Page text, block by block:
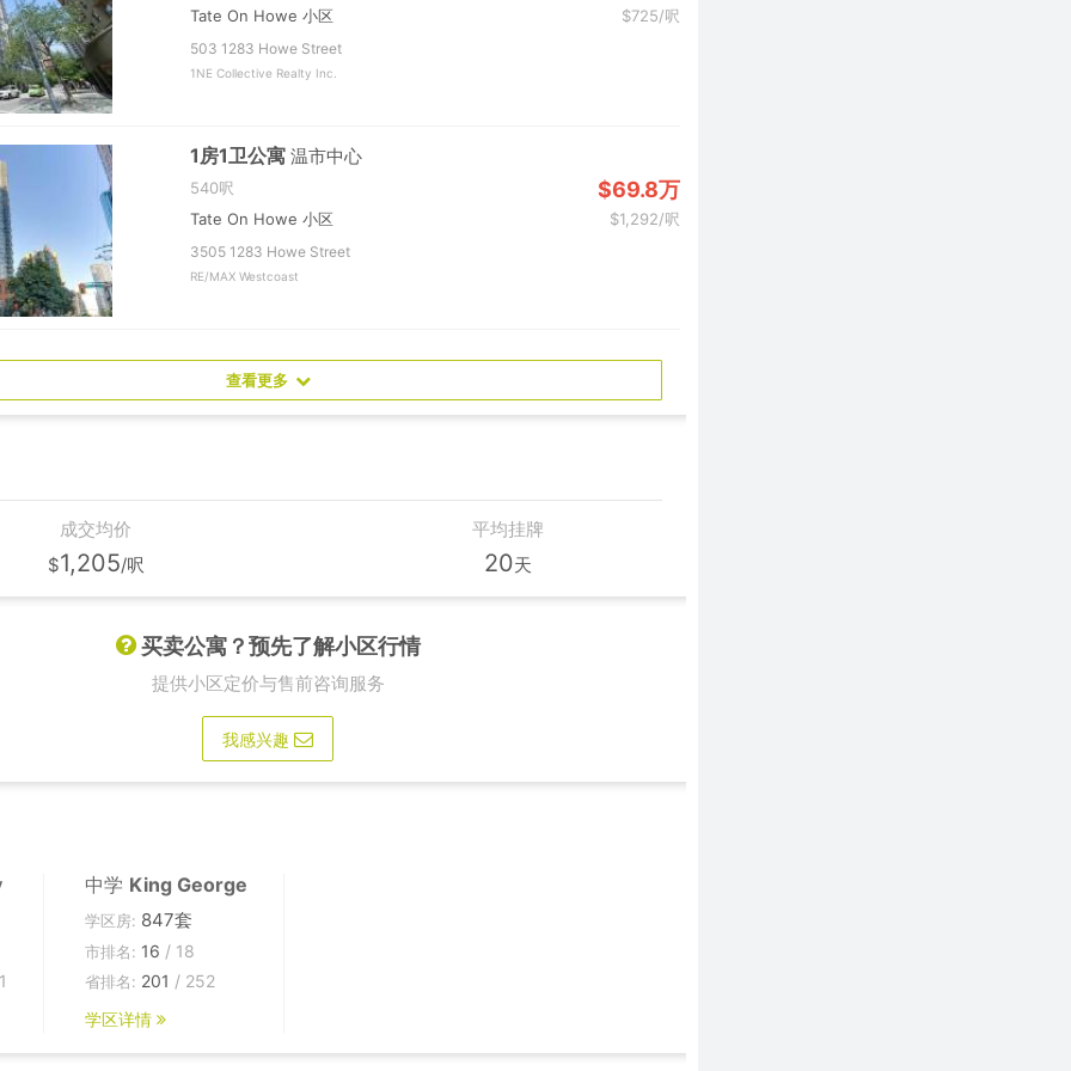
Tate On Howe 小区 $725/呎
503 1283 Howe Street
1NE Collective Realty Inc.
1房1卫公寓 温市中心
540呎 $69.8万
Tate On Howe 小区 $1,292/呎
3505 1283 Howe Street
RE/MAX Westcoast
查看更多
成交均价
$1,205/呎
平均挂牌
20天
买卖公寓？预先了解小区行情
提供小区定价与售前咨询服务
我感兴趣
中学 King George
学区房: 847套
市排名: 16 / 18
省排名: 201 / 252
学区详情